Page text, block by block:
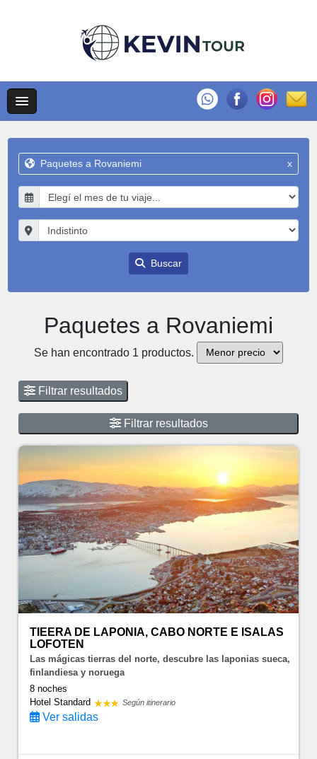
Paquetes a Rovaniemi x
Buscar
Paquetes a Rovaniemi
Se han encontrado 1 productos.
Filtrar resultados
Filtrar resultados
TIEERA DE LAPONIA, CABO NORTE E ISALAS
LOFOTEN
Las mágicas tierras del norte, descubre las laponias sueca,
finlandiesa y noruega
8 noches
Hotel Standard
Según itinerario
Ver salidas